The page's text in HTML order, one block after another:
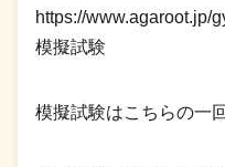
https://www.agaroot.jp/
模擬試験
模擬試験はこちらの一